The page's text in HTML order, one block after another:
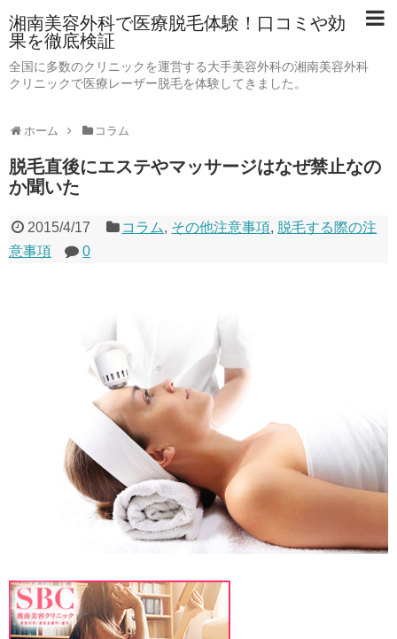
湘南美容外科で医療脱毛体験！口コミや効
果を徹底検証
全国に多数のクリニックを運営する大手美容外科の湘南美容外科
クリニックで医療レーザー脱毛を体験してきました。
ホーム コラム
脱毛直後にエステやマッサージはなぜ禁止なの
か聞いた
2015/4/17 コラム, その他注意事項, 脱毛する際の注
意事項
0